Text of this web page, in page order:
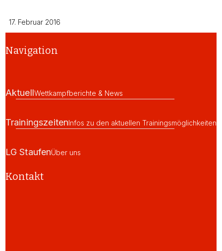
17. Februar 2016
Navigation
AktuellWettkampfberichte & News
TrainingszeitenInfos zu den aktuellen Trainingsmöglichkeiten
LG StaufenÜber uns
Kontakt